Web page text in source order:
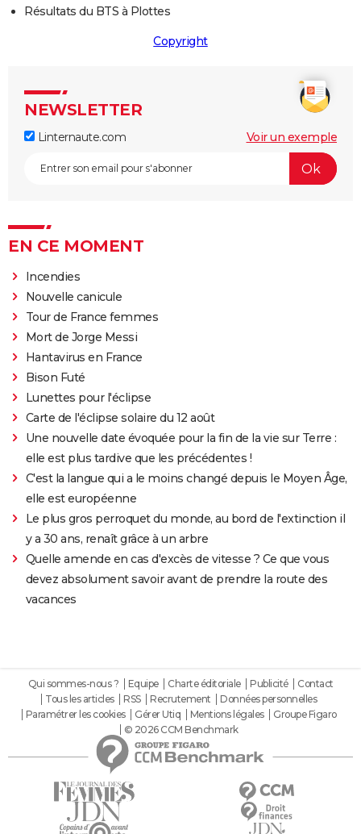
Résultats du BTS à Plottes
Copyright
NEWSLETTER
Linternaute.com Voir un exemple
EN CE MOMENT
Incendies
Nouvelle canicule
Tour de France femmes
Mort de Jorge Messi
Hantavirus en France
Bison Futé
Lunettes pour l'éclipse
Carte de l'éclipse solaire du 12 août
Une nouvelle date évoquée pour la fin de la vie sur Terre :
elle est plus tardive que les précédentes !
C'est la langue qui a le moins changé depuis le Moyen Âge,
elle est européenne
Le plus gros perroquet du monde, au bord de l'extinction il
y a 30 ans, renaît grâce à un arbre
Quelle amende en cas d'excès de vitesse ? Ce que vous
devez absolument savoir avant de prendre la route des
vacances
Qui sommes-nous ? Equipe Charte éditoriale Publicité
Contact
Tous les articles
RSS Recrutement
Données personnelles
Paramétrer les cookies
Gérer Utiq Mentions légales
Groupe Figaro
© 2026 CCM Benchmark